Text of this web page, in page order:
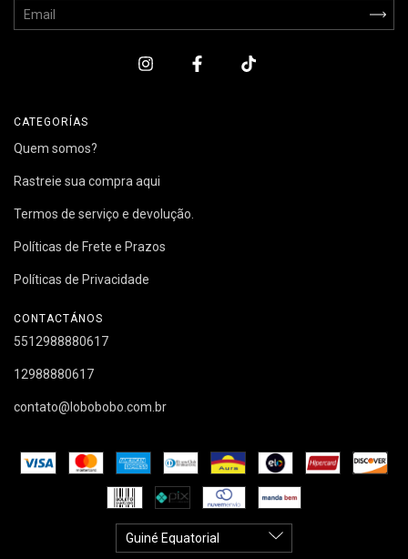
CATEGORÍAS
Quem somos?
Rastreie sua compra aqui
Termos de serviço e devolução.
Políticas de Frete e Prazos
Políticas de Privacidade
CONTACTÁNOS
5512988880617
12988880617
contato@lobobobo.com.br